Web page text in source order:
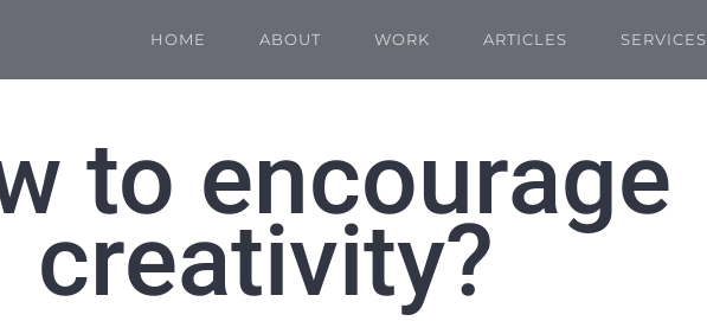
HOME ABOUT WORK ARTICLES SERVICES
to encourage
creativity?